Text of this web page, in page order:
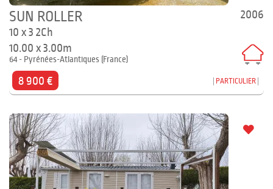
2006
SUN ROLLER
10 x 3 2Ch
10.00 x 3.00m
64 - Pyrénées-Atlantiques (France)
8 900 € PARTICULIER